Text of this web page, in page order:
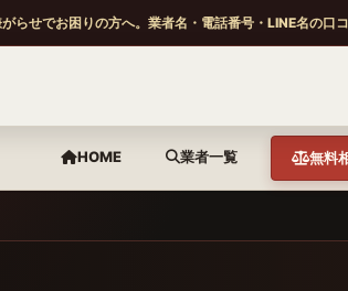
らせでお困りの方へ。業者名・電話番号・LINE名の口
HOME 業者一覧 無料